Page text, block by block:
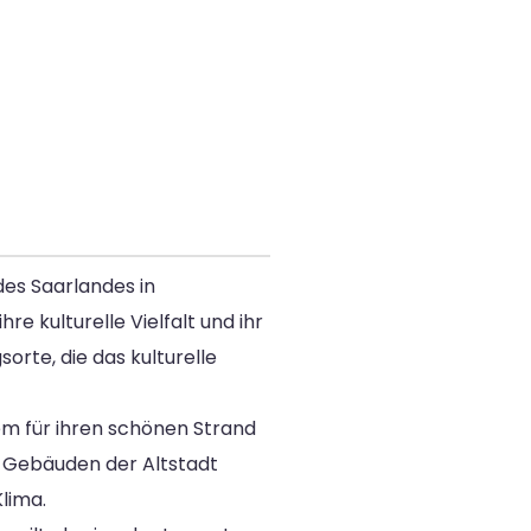
Saarlandes in
kulturelle Vielfalt und ihr
die das kulturelle
für ihren schönen Strand
der Altstadt